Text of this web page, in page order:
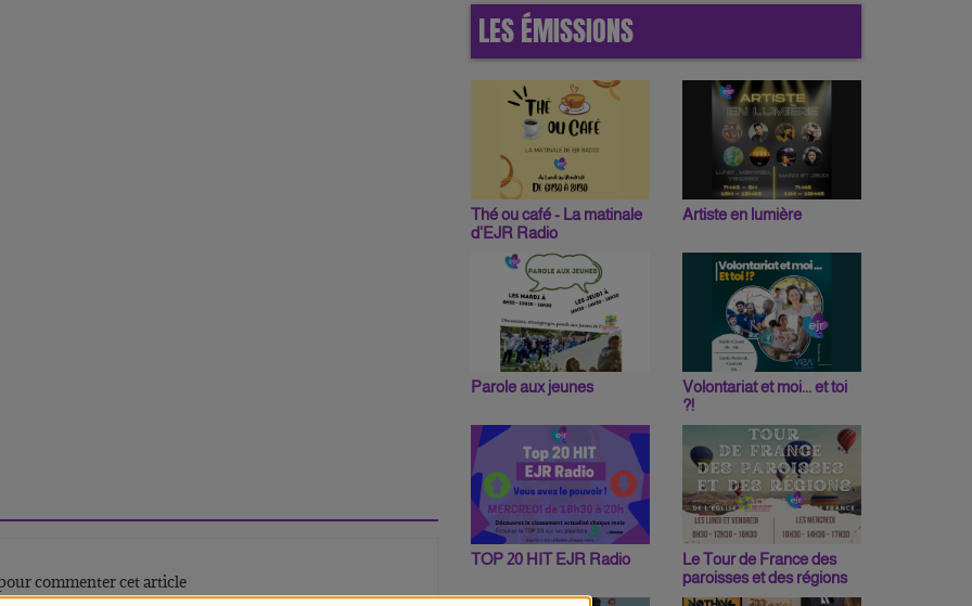
commenter cet article
LES ÉMISSIONS
Thé ou café - La matinale
d'EJR Radio
Artiste en lumière
Parole aux jeunes
Volontariat et moi... et toi
?!
TOP 20 HIT EJR Radio
Le Tour de France des
paroisses et des régions